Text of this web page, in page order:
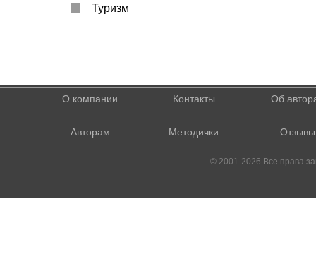
Туризм
О компании Контакты Об
Авторам Методички Отзывы
© 2001-2026 Все права